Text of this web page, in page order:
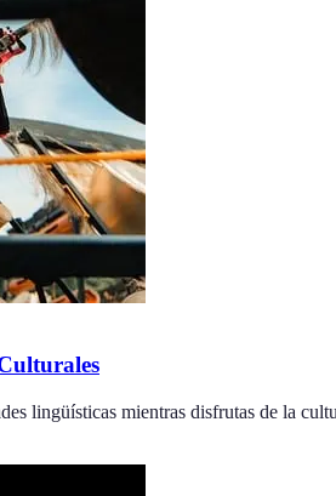
lingüísticas mientras disfrutas de la